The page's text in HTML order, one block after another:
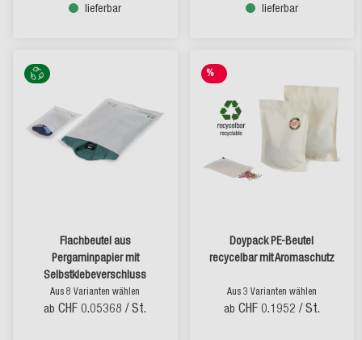
lieferbar lieferbar
Flachbeutel aus
Pergaminpapier mit
Selbstklebeverschluss
Aus 8 Varianten wählen
ab CHF 0.05368 / St.
%
Doypack PE-Beutel
recycelbar mit Aromaschutz
Aus 3 Varianten wählen
ab CHF 0.1952 / St.